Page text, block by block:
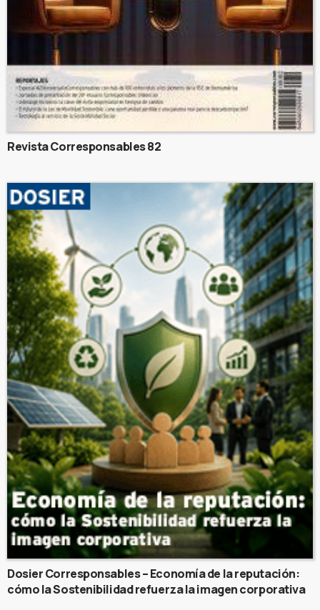
Revista Corresponsables 82
Dosier Corresponsables – Economía de la reputación:
cómo la Sostenibilidad refuerza la imagen corporativa